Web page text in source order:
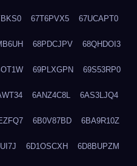
67T6PVX5 67UCAPT0
68PDCJPV 68QHDOI3
69PLXGPN 69S53RP0
6ANZ4C8L 6AS3LJQ4
6B0V87BD 6BA9R10Z
6D1OSCXH 6D8BUPZM